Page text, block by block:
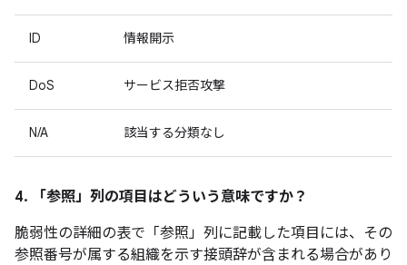
ID 情報開示
DoS サービス拒否攻撃
N/A 該当する分類なし
4. 「参照」 列の項目はどういう意味ですか？
脆弱性の詳細の表で「参照」 列に記載した項目には、その
参照番号が属する組織を示す接頭辞が含まれる場合があり